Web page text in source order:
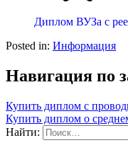
Диплом ВУЗа с
Posted in: Информация
Навигация по
Купить диплом с
Купить диплом о
Найти: